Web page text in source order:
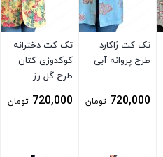
تک کت ژاکارد
طرح پروانه آبی
720,000 تومان
تک کت دخترانه
کوکدوزی کتان
طرح گل رز
720,000 تومان